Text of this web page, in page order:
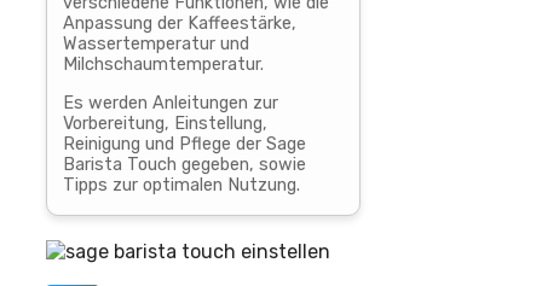
Anpassung der Kaffeestärke,
Wassertemperatur und
Milchschaumtemperatur.
Es werden Anleitungen zur
Vorbereitung, Einstellung,
Reinigung und Pflege der Sage
Barista Touch gegeben, sowie
Tipps zur optimalen Nutzung.